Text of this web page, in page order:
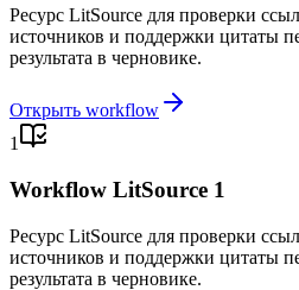
Ресурс LitSource для проверки
источников и поддержки цитаты
результата в черновике.
Открыть workflow
1
Workflow LitSource 1
Ресурс LitSource для проверки
источников и поддержки цитаты
результата в черновике.